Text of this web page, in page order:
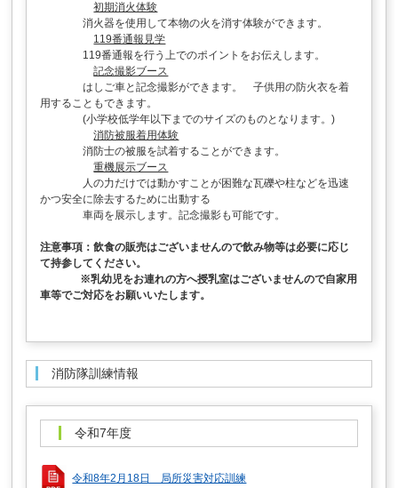
初期消火体験
消火器を使用して本物の火を消す体験ができます。
119番通報見学
119番通報を行う上でのポイントをお伝えします。
記念撮影ブース
はしご車と記念撮影ができます。 子供用の防火衣を着
用することもできます。
(小学校低学年以下までのサイズのものとなります。)
消防被服着用体験
消防士の被服を試着することができます。
重機展示ブース
人の力だけでは動かすことが困難な瓦礫や柱などを迅速
かつ安全に除去するために出動する
車両を展示します。記念撮影も可能です。
注意事項：飲食の販売はございませんので飲み物等は必要に応じ
て持参してください。
※乳幼児をお連れの方へ授乳室はございませんので自家用
車等でご対応をお願いいたします。
消防隊訓練情報
令和7年度
令和8年2月18日 局所災害対応訓練